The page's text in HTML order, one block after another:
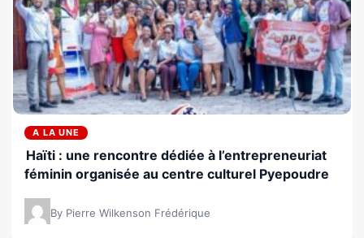
A LA UNE
Haïti : une rencontre dédiée à l’entrepreneuriat
féminin organisée au centre culturel Pyepoudre
By Pierre Wilkenson Frédérique